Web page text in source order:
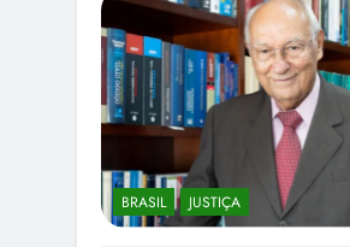
BRASIL JUSTIÇA